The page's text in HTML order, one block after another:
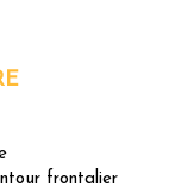
frontalier